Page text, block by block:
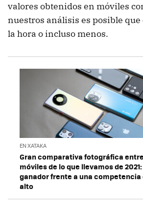
valores obtenidos en móviles
nuestros análisis es posible que
la hora o incluso menos.
EN XATAKA
Gran comparativa fotográfica
móviles de lo que llevamos de
ganador frente a una competencia
alto